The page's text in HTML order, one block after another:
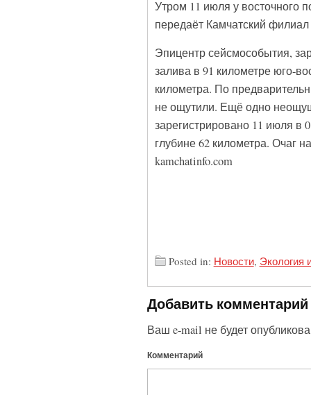
Утром 11 июля у восточного
передаёт Камчатский
Эпицентр сейсмособытия,
залива в 91 километре юго-
километра. По
не ощутили. Ещё одно
зарегистрировано 11 июля в
глубине 62 километра. Очаг
kamchatinfo.com
Posted in: Новости, Экология
Добавить комментарий
Ваш e-mail не будет
Комментарий